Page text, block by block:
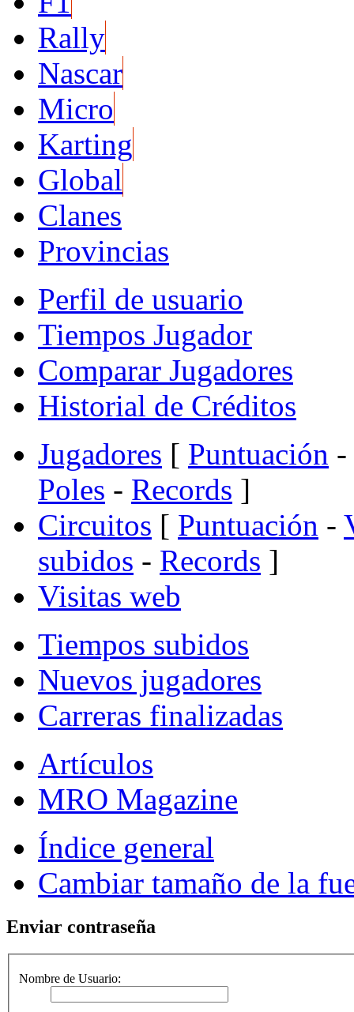
Rally
Nascar
Micro
Karting
Global
Clanes
Provincias
Perfil de usuario
Tiempos Jugador
Comparar Jugadores
Historial de Créditos
Jugadores [ Puntuación -
Poles - Records ]
Circuitos [ Puntuación -
subidos - Records ]
Visitas web
Tiempos subidos
Nuevos jugadores
Carreras finalizadas
Artículos
MRO Magazine
Índice general
Cambiar tamaño de la
Enviar contraseña
Nombre de Usuario: